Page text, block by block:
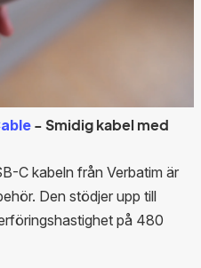
- Smidig kabel med
C kabeln från Verbatim är
Den stödjer upp till
på 480